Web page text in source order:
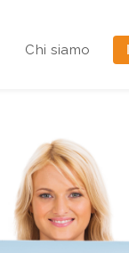
Chi siamo
Area